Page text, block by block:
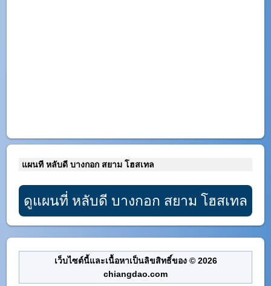
แผนที หลับดี บางกอก สยาม โฮสเทล
ดูแผนที่ หลับดี บางกอก สยาม โฮสเทล
เว็บไซต์นี้และเนื้อหาเป็นลิขสิทธิ์ของ © 2026
chiangdao.com